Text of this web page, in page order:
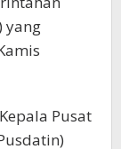
yang
Pusat